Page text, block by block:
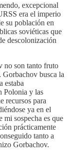
excepcional
era el imperio
su población en
soviéticas que
descolonización
no son tanto fruto
Gorbachov busca la
estaba
Polonia y las
recursos para
ya en el
sospecha es que
prácticamente
tanto a
Gorbachov.